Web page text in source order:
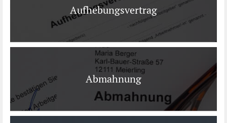
Aufhebungsvertrag
Abmahnung